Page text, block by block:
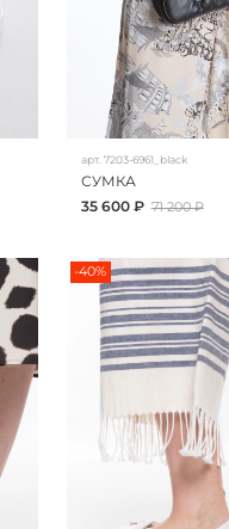
арт.7203-6961_black
СУМКА
35 600 ₽ 71 200 ₽
-40%